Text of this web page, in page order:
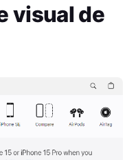
visual de